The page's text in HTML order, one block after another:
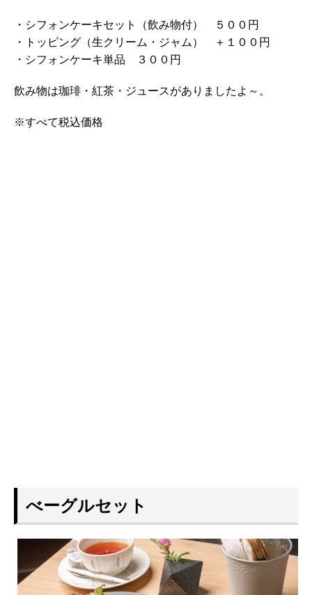
・シフォンケーキセット（飲み物付） ５００円
・トッピング（生クリーム・ジャム） ＋１００円
・シフォンケーキ単品 ３００円
飲み物は珈琲・紅茶・ジュースがありましたよ～。
※すべて税込価格
べーグルセット